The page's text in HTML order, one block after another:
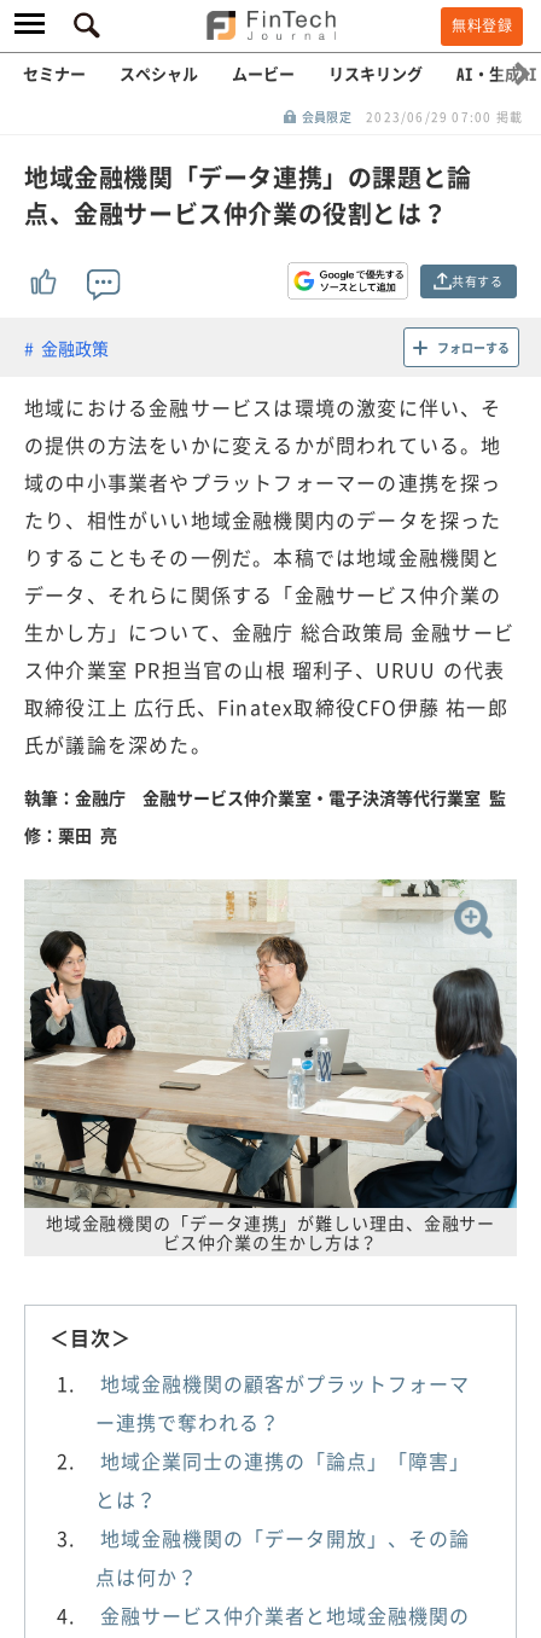
無料登録
セミナー スペシャル ムービー リスキリング AI・生成AI
会員限定 2023/06/29 07:00 掲載
地域金融機関「データ連携」の課題と論
点、金融サービス仲介業の役割とは？
共有する
金融政策 フォローする
地域における金融サービスは環境の激変に伴い、そ
の提供の方法をいかに変えるかが問われている。地
域の中小事業者やプラットフォーマーの連携を探っ
たり、相性がいい地域金融機関内のデータを探った
りすることもその一例だ。本稿では地域金融機関と
データ、それらに関係する「金融サービス仲介業の
生かし方」について、金融庁 総合政策局 金融サービ
ス仲介業室 PR担当官の山根 瑠利子、URUU の代表
取締役江上 広行氏、Finatex取締役CFO伊藤 祐一郎
氏が議論を深めた。
執筆：金融庁 金融サービス仲介業室・電子決済等代行業室 監
修：栗田 亮
地域金融機関の「データ連携」が難しい理由、金融サー
ビス仲介業の生かし方は？
＜目次＞
地域金融機関の顧客がプラットフォーマ
ー連携で奪われる？
地域企業同士の連携の「論点」「障害」
とは？
地域金融機関の「データ開放」、その論
点は何か？
金融サービス仲介業者と地域金融機関の